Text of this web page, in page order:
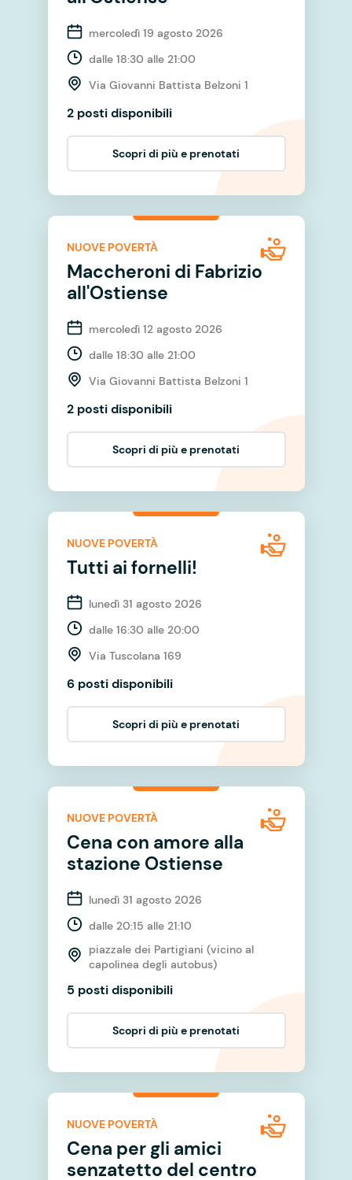
mercoledì 19 agosto 2026
dalle 18:30 alle 21:00
Via Giovanni Battista Belzoni 1
2 posti disponibili
Scopri di più e prenotati
NUOVE POVERTÀ
Maccheroni di Fabrizio
all'Ostiense
mercoledì 12 agosto 2026
dalle 18:30 alle 21:00
Via Giovanni Battista Belzoni 1
2 posti disponibili
Scopri di più e prenotati
NUOVE POVERTÀ
Tutti ai fornelli!
lunedì 31 agosto 2026
dalle 16:30 alle 20:00
Via Tuscolana 169
6 posti disponibili
Scopri di più e prenotati
NUOVE POVERTÀ
Cena con amore alla
stazione Ostiense
lunedì 31 agosto 2026
dalle 20:15 alle 21:10
piazzale dei Partigiani (vicino al
capolinea degli autobus)
5 posti disponibili
Scopri di più e prenotati
NUOVE POVERTÀ
Cena per gli amici
senzatetto del centro